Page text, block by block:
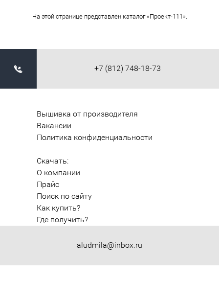
На этой странице представлен каталог «Проект-111».
+7 (812) 748-18-73
aludmila@inbox.ru
Вышивка от производителя
Вакансии
Политика конфиденциальности
Скачать:
О компании
Прайс
Поиск по сайту
Как купить?
Где получить?